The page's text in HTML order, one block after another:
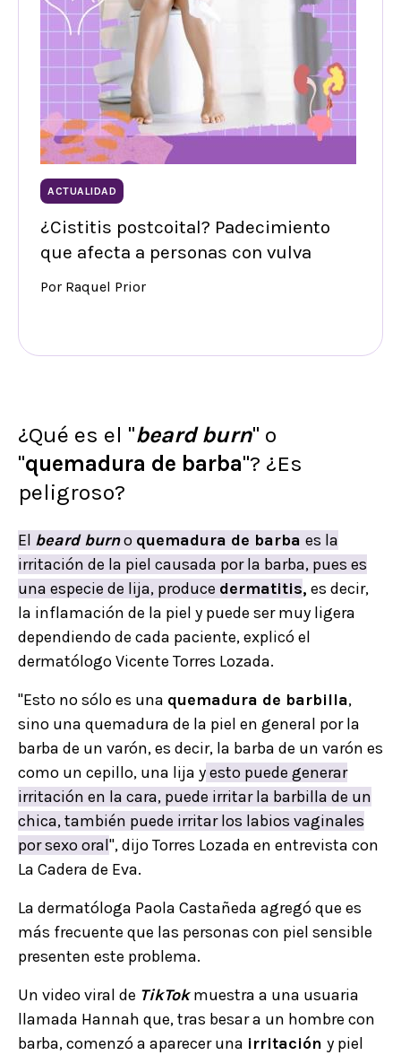
ACTUALIDAD
¿Cistitis postcoital? Padecimiento
que afecta a personas con vulva
Por Raquel Prior
¿Qué es el "beard burn" o
"quemadura de barba"? ¿Es
peligroso?
El beard burno quemadura de barba es la
irritación de la piel causada por la barba, pues es
una especie de lija, produce dermatitis, es decir,
la inflamación de la piel y puede ser muy ligera
dependiendo de cada paciente, explicó el
dermatólogo Vicente Torres Lozada.
"Esto no sólo es una quemadura de barbilla,
sino una quemadura de la piel en general por la
barba de un varón, es decir, la barba de un varón es
como un cepillo, una lija yesto puede generar
irritación en la cara, puede irritar la barbilla de un
chica, también puede irritar los labios vaginales
por sexo oral", dijo Torres Lozada en entrevista con
La Cadera de Eva.
La dermatóloga Paola Castañeda agregó que es
más frecuente que las personas con piel sensible
presenten este problema.
Un video viral de TikTokmuestra a una usuaria
llamada Hannah que, tras besar a un hombre con
barba, comenzó a aparecer una irritación y piel